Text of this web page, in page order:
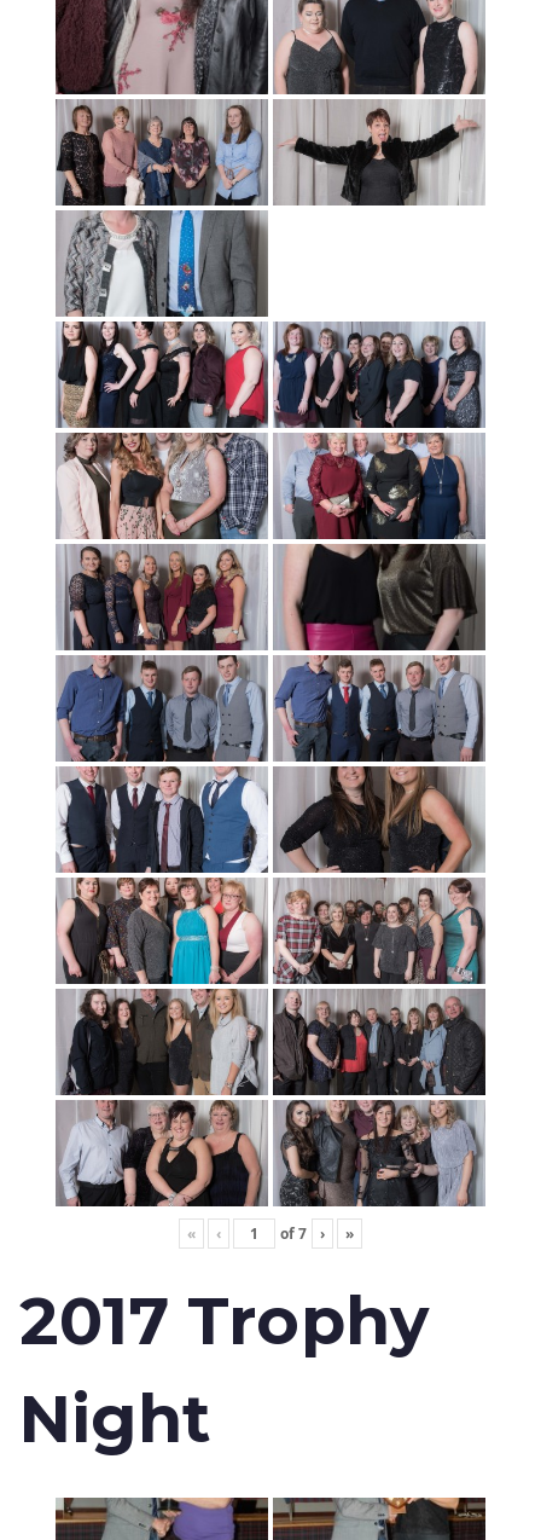
« ‹ of7 › »
2017 Trophy
Night